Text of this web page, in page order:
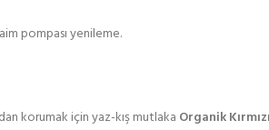
pompası yenileme.
korumak için yaz-kış mutlaka Organik